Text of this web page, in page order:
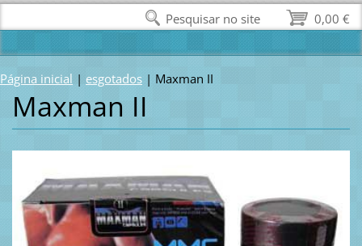
Página inicial | esgotados | Maxman II
Maxman II
0,00 €
Pesquisar no site